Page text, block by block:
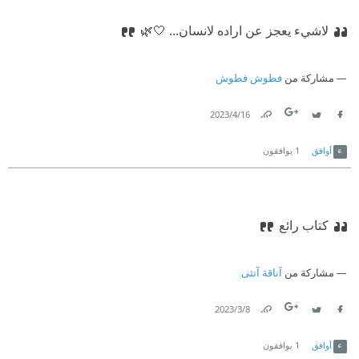
لاشيء يعجز عن اراده لانسان... 🤍🌿
مشاركة من فطوش فطوش
16‏/4‏/2023
أوافق 1 يوافقون
كتاب رائع
مشاركة من آناقة آنثى
8‏/3‏/2023
أوافق 1 يوافقون